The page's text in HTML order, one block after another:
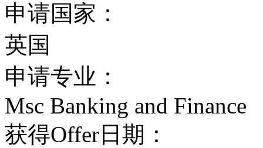
海外学生的理想选择
萨塞克斯大学有非常好
周围的商店、娱乐设施
上的“优秀自然风景区”
申请国家：
英国
申请专业：
Msc Banking and Finance
获得Offer日期：